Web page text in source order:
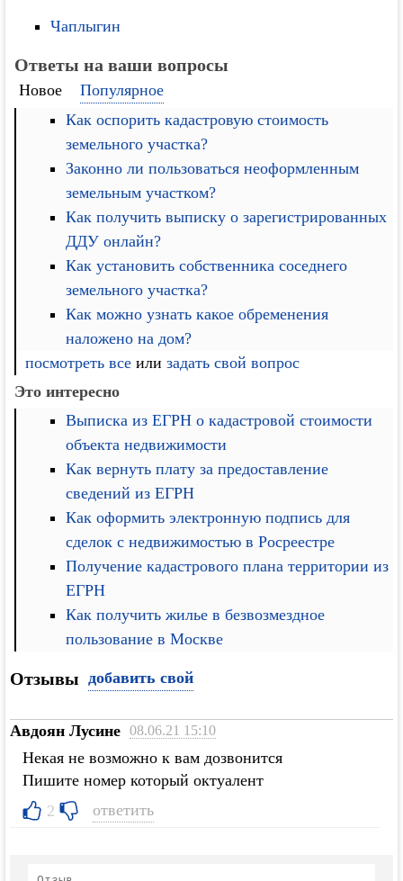
Чаплыгин
Ответы на ваши вопросы
Новое
Популярное
Как оспорить кадастровую стоимость
земельного участка?
Законно ли пользоваться неоформленным
земельным участком?
Как получить выписку о зарегистрированных
ДДУ онлайн?
Как установить собственника соседнего
земельного участка?
Как можно узнать какое обременения
наложено на дом?
посмотреть все илизадать свой вопрос
Это интересно
Выписка из ЕГРН о кадастровой стоимости
объекта недвижимости
Как вернуть плату за предоставление
сведений из ЕГРН
Как оформить электронную подпись для
сделок с недвижимостью в Росреестре
Получение кадастрового плана территории из
ЕГРН
Как получить жилье в безвозмездное
пользование в Москве
Отзывы добавить свой
Авдоян Лусине 08.06.21 15:10
Некая не возможно к вам дозвонится
Пишите номер который октуалент
2
ответить